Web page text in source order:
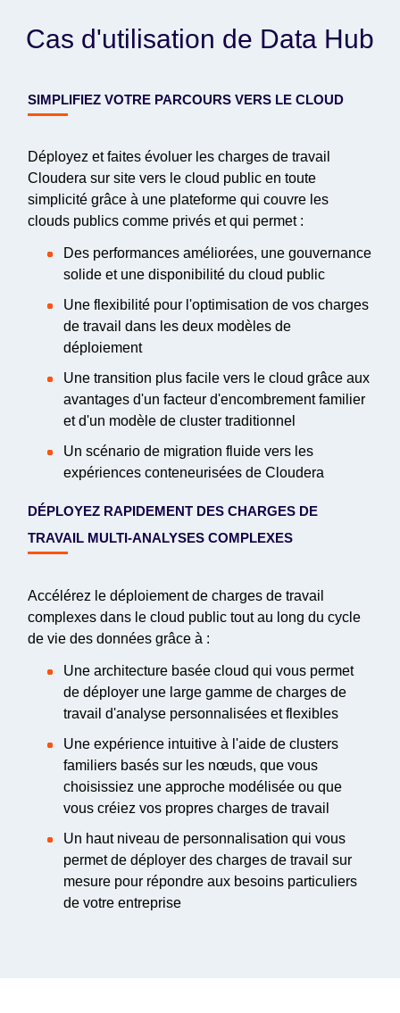
Cas d'utilisation de Data Hub
SIMPLIFIEZ VOTRE PARCOURS VERS LE CLOUD
Déployez et faites évoluer les charges de travail
Cloudera sur site vers le cloud public en toute
simplicité grâce à une plateforme qui couvre les
clouds publics comme privés et qui permet :
Des performances améliorées, une gouvernance
solide et une disponibilité du cloud public
Une flexibilité pour l'optimisation de vos charges
de travail dans les deux modèles de
déploiement
Une transition plus facile vers le cloud grâce aux
avantages d'un facteur d'encombrement familier
et d'un modèle de cluster traditionnel
Un scénario de migration fluide vers les
expériences conteneurisées de Cloudera
DÉPLOYEZ RAPIDEMENT DES CHARGES DE
TRAVAIL MULTI-ANALYSES COMPLEXES
Accélérez le déploiement de charges de travail
complexes dans le cloud public tout au long du cycle
de vie des données grâce à :
Une architecture basée cloud qui vous permet
de déployer une large gamme de charges de
travail d'analyse personnalisées et flexibles
Une expérience intuitive à l'aide de clusters
familiers basés sur les nœuds, que vous
choisissiez une approche modélisée ou que
vous créiez vos propres charges de travail
Un haut niveau de personnalisation qui vous
permet de déployer des charges de travail sur
mesure pour répondre aux besoins particuliers
de votre entreprise